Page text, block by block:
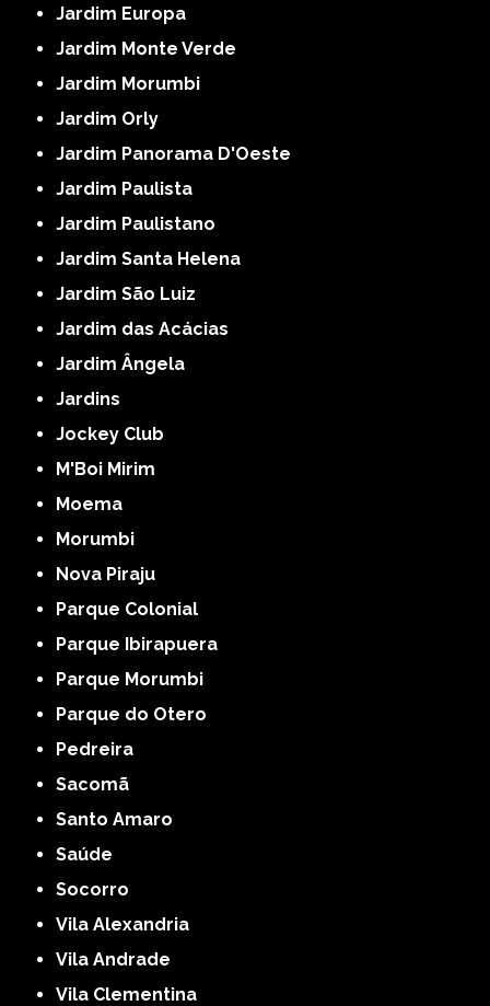
Jardim Europa
Jardim Monte Verde
Jardim Morumbi
Jardim Orly
Jardim Panorama D'Oeste
Jardim Paulista
Jardim Paulistano
Jardim Santa Helena
Jardim São Luiz
Jardim das Acácias
Jardim Ângela
Jardins
Jockey Club
M'Boi Mirim
Moema
Morumbi
Nova Piraju
Parque Colonial
Parque Ibirapuera
Parque Morumbi
Parque do Otero
Pedreira
Sacomã
Santo Amaro
Saúde
Socorro
Vila Alexandria
Vila Andrade
Vila Clementina